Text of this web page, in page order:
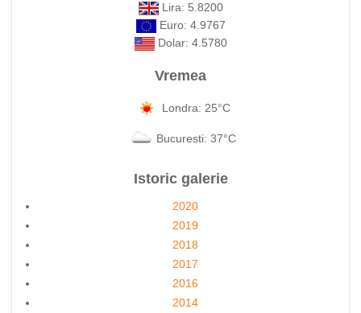
Lira: 5.8200
Euro: 4.9767
Dolar: 4.5780
Vremea
Londra: 25°C
Bucuresti: 37°C
Istoric galerie
2020
2019
2018
2017
2016
2014